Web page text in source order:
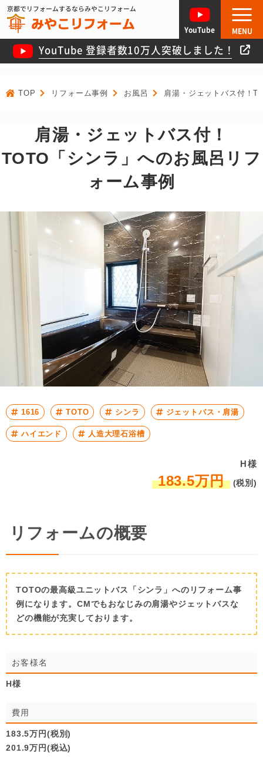
京都でリフォームするならみやこリフォーム
YouTube 登録者数10万人突破しました！
YouTube MENU
TOP リフォーム事例 お風呂 肩湯・ジェットバス付！
肩湯・ジェットバス付！
TOTO「シンラ」へのお風呂リフ
ォーム事例
1616 TOTO シンラ ジェットバス・肩湯
ハイエンド 人造大理石浴槽
H様
183.5万円 (税別)
リフォームの概要
TOTOの最高級ユニットバス「シンラ」へのリフォーム事
例になります。CMでもおなじみの肩湯やジェットバスな
どの機能が充実しております。
お客様名
H様
費用
183.5万円(税別)
201.9万円(税込)